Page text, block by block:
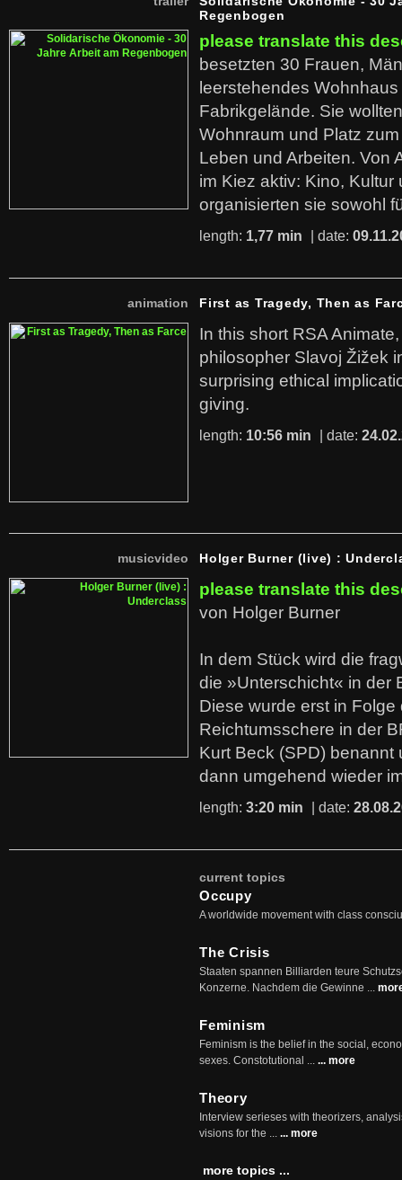
Regenbogen
please translate this
besetzten 30 Frauen,
leerstehendes
Fabrikgelände. Sie
Wohnraum und Platz
Leben und Arbeiten. Von
im Kiez aktiv: Kino,
organisierten sie sowohl
length: 1,77 min | date:
animation First as Tragedy, Then as
In this short RSA
philosopher Slavoj Žižek
surprising ethical
giving.
length: 10:56 min | date:
musicvideo Holger Burner (live) :
please translate this
von Holger Burner
In dem Stück wird die
die »Unterschicht« in der
Diese wurde erst in
Reichtumsschere in der
Kurt Beck (SPD)
dann umgehend wieder
length: 3:20 min | date:
current topics
Occupy
A worldwide movement with class
The Crisis
Staaten spannen Billiarden teure
Konzerne. Nachdem die Gewinne ...
Feminism
Feminism is the belief in the social,
sexes. Constotutional ... ... more
Theory
Interview serieses with theorizers,
visions for the ... ... more
more topics ...